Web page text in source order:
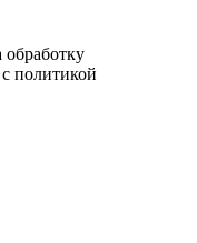
обработку
политикой